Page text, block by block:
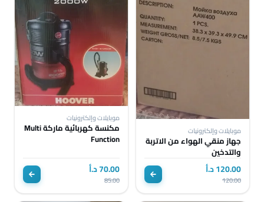
موبايلات وإلكترونيات
جهاز منقي الهواء من الاتربة
والتدخين
120.00 د.أ
120.00
موبايلات وإلكترونيات
مكنسة كهربائية ماركة Multi
Function
70.00 د.أ
85.00